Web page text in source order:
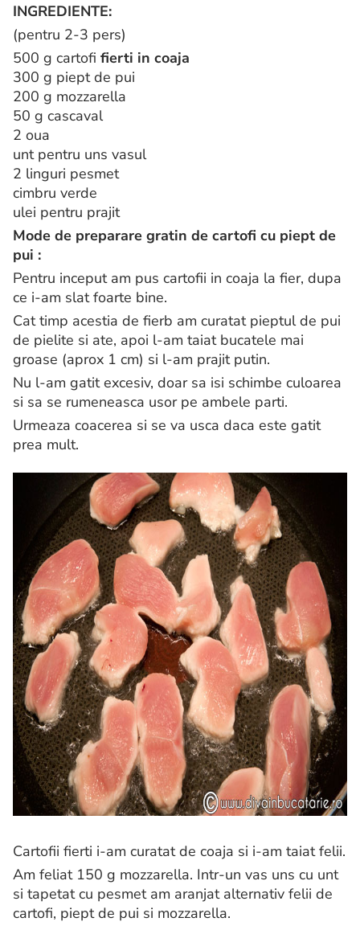
INGREDIENTE:
(pentru 2-3 pers)
500 g cartofi fierti in coaja
300 g piept de pui
200 g mozzarella
50 g cascaval
2 oua
unt pentru uns vasul
2 linguri pesmet
cimbru verde
ulei pentru prajit
Mode de preparare gratin de cartofi cu piept de
pui :
Pentru inceput am pus cartofii in coaja la fier, dupa
ce i-am slat foarte bine.
Cat timp acestia de fierb am curatat pieptul de pui
de pielite si ate, apoi l-am taiat bucatele mai
groase (aprox 1 cm) si l-am prajit putin.
Nu l-am gatit excesiv, doar sa isi schimbe culoarea
si sa se rumeneasca usor pe ambele parti.
Urmeaza coacerea si se va usca daca este gatit
prea mult.
Cartofii fierti i-am curatat de coaja si i-am taiat felii.
Am feliat 150 g mozzarella. Intr-un vas uns cu unt
si tapetat cu pesmet am aranjat alternativ felii de
cartofi, piept de pui si mozzarella.